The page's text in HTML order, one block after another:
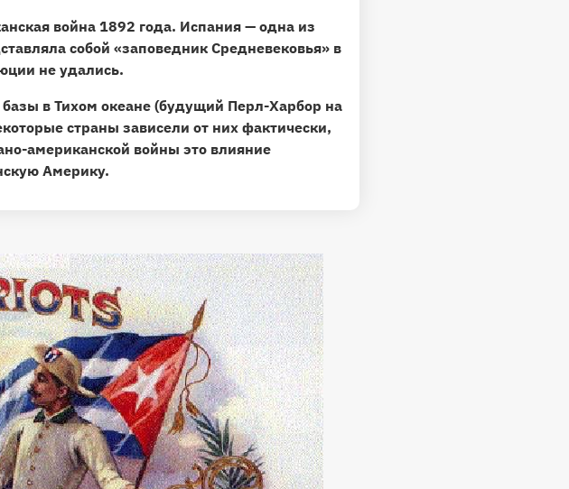
война 1892 года. Испания — одна из
собой «заповедник Средневековья» в
не удались.
в Тихом океане (будущий Перл-Харбор на
страны зависели от них фактически,
американской войны это влияние
Америку.